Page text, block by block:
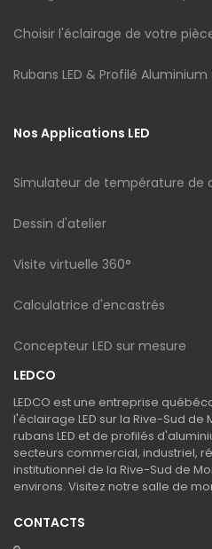
Choisir l'éclairage de votre
Rubans LED & Profilé Aluminium
Nos Applications LED
Simulateur de température de
Dessin d'atelier
Visite virtuelle 360°
Calculatrice d'encastrés
Concepteur LED sur mesure
LEDCO
LEDCO est une entreprise
l'éclairage LED sur la Rive-Sud de
rubans LED et de profilés
secteurs commercial, industriel,
institutionnel de la Rive-Sud de
environs. Visitez notre salle de
CONTACTS